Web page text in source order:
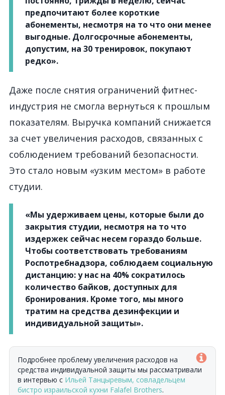
предпочитают более короткие
абонементы, несмотря на то что они менее
выгодные. Долгосрочные абонементы,
допустим, на 30 тренировок, покупают
редко».
Даже после снятия ограничений фитнес-
индустрия не смогла вернуться к прошлым
показателям. Выручка компаний снижается
за счет увеличения расходов, связанных с
соблюдением требований безопасности.
Это стало новым «узким местом» в работе
студии.
«Мы удерживаем цены, которые были до
закрытия студии, несмотря на то что
издержек сейчас несем гораздо больше.
Чтобы соответствовать требованиям
Роспотребнадзора, соблюдаем социальную
дистанцию: у нас на 40% сократилось
количество байков, доступных для
бронирования. Кроме того, мы много
тратим на средства дезинфекции и
индивидуальной защиты».
Подробнее проблему увеличения расходов на
средства индивидуальной защиты мы рассматривали
в интервью с Ильей Танцыревым, совладельцем
бистро израильской кухни Falafel Brothers.